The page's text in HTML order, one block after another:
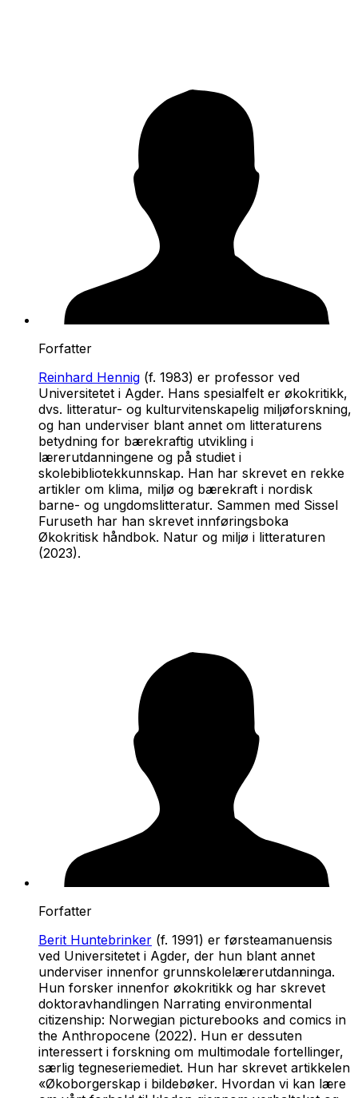
Forfatter
Reinhard Hennig (f. 1983) er professor ved
Universitetet i Agder. Hans spesialfelt er økokritikk,
dvs. litteratur- og kulturvitenskapelig miljøforskning,
og han underviser blant annet om litteraturens
betydning for bærekraftig utvikling i
lærerutdanningene og på studiet i
skolebibliotekkunnskap. Han har skrevet en rekke
artikler om klima, miljø og bærekraft i nordisk
barne- og ungdomslitteratur. Sammen med Sissel
Furuseth har han skrevet innføringsboka
Økokritisk håndbok. Natur og miljø i litteraturen
(2023).
Forfatter
Berit Huntebrinker (f. 1991) er førsteamanuensis
ved Universitetet i Agder, der hun blant annet
underviser innenfor grunnskolelærerutdanninga.
Hun forsker innenfor økokritikk og har skrevet
doktoravhandlingen Narrating environmental
citizenship: Norwegian picturebooks and comics in
the Anthropocene (2022). Hun er dessuten
interessert i forskning om multimodale fortellinger,
særlig tegneseriemediet. Hun har skrevet artikkelen
«Økoborgerskap i bildebøker. Hvordan vi kan lære